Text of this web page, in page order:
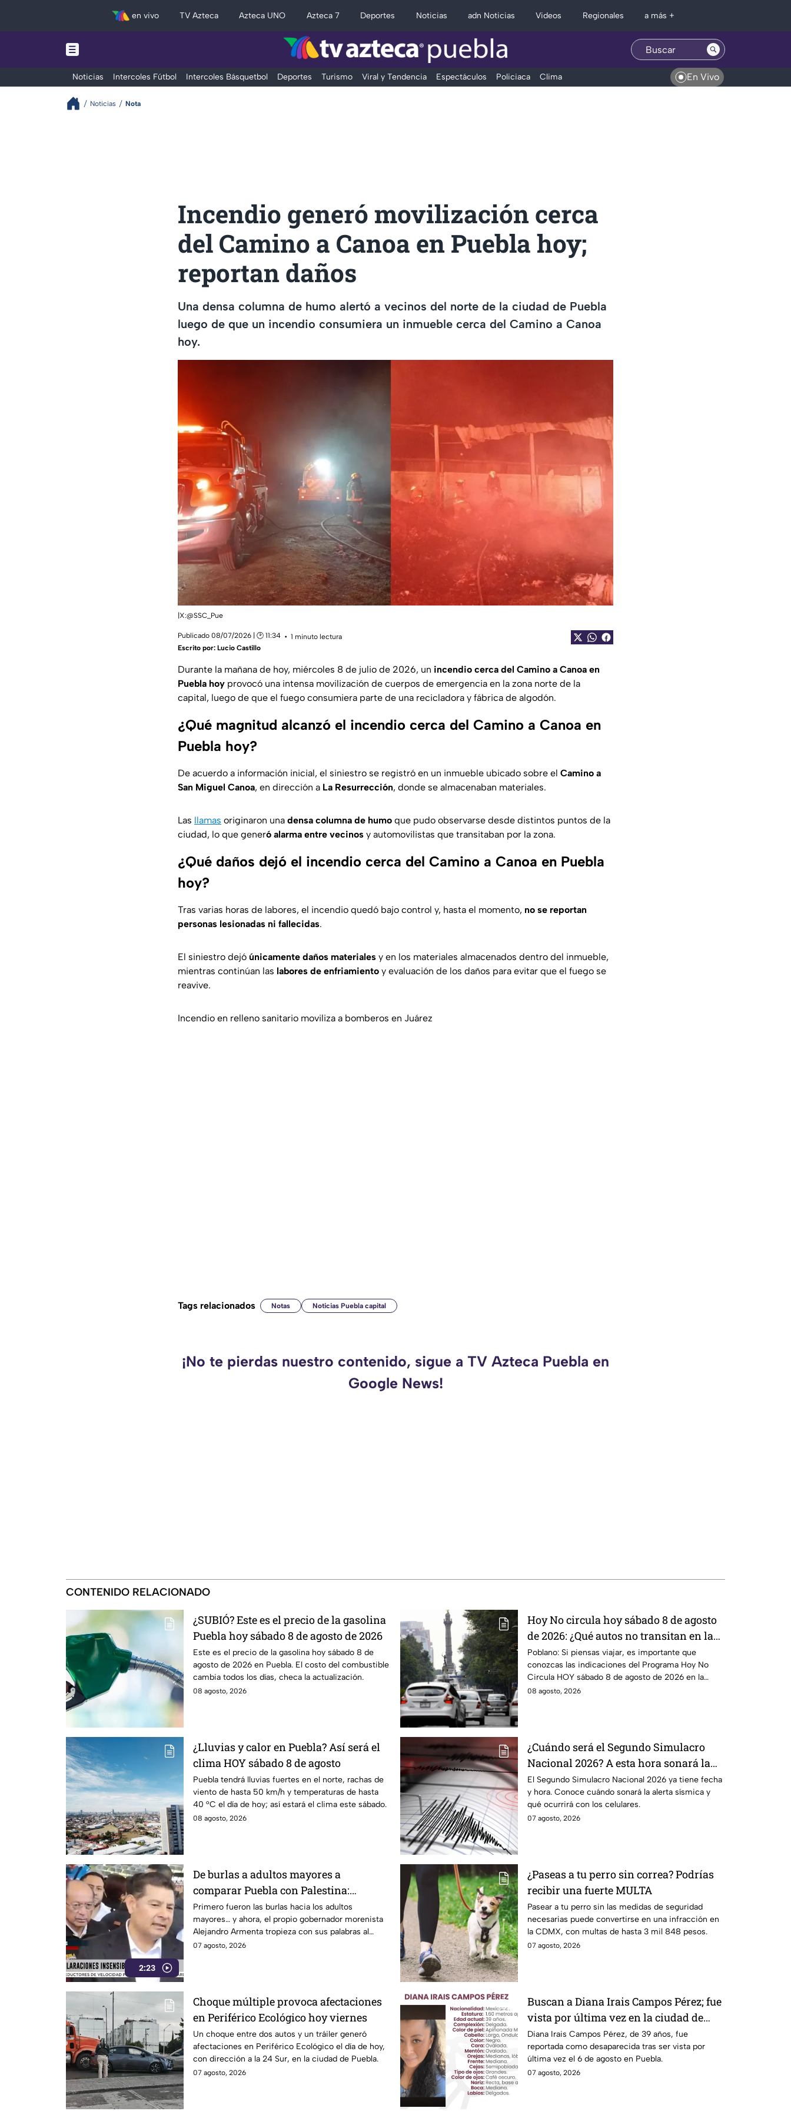
en vivo TV Azteca Azteca UNO Azteca 7 Deportes Noticias adn Noticias Videos Regionales a más +
Noticias Intercoles Fútbol Intercoles Básquetbol Deportes Turismo Viral y Tendencia Espectáculos Policiaca Clima En Vivo
Noticias Nota
Incendio generó movilización cerca
del Camino a Canoa en Puebla hoy;
reportan daños
Una densa columna de humo alertó a vecinos del norte de la ciudad de Puebla
luego de que un incendio consumiera un inmueble cerca del Camino a Canoa
hoy.
|X:@SSC_Pue
Publicado 08/07/2026 | 🕑 11:34
1 minuto lectura
Escrito por: Lucio Castillo
Durante la mañana de hoy, miércoles 8 de julio de 2026, un incendio cerca del Camino a Canoa en
Puebla hoy provocó una intensa movilización de cuerpos de emergencia en la zona norte de la
capital, luego de que el fuego consumiera parte de una recicladora y fábrica de algodón.
¿Qué magnitud alcanzó el incendio cerca del Camino a Canoa en
Puebla hoy?
De acuerdo a información inicial, el siniestro se registró en un inmueble ubicado sobre el Camino a
San Miguel Canoa, en dirección a La Resurrección, donde se almacenaban materiales.
Las llamas originaron una densa columna de humo que pudo observarse desde distintos puntos de la
ciudad, lo que generó alarma entre vecinos y automovilistas que transitaban por la zona.
¿Qué daños dejó el incendio cerca del Camino a Canoa en Puebla
hoy?
Tras varias horas de labores, el incendio quedó bajo control y, hasta el momento, no se reportan
personas lesionadas ni fallecidas.
El siniestro dejó únicamente daños materiales y en los materiales almacenados dentro del inmueble,
mientras continúan las labores de enfriamiento y evaluación de los daños para evitar que el fuego se
reavive.
Incendio en relleno sanitario moviliza a bomberos en Juárez
Tags relacionados Notas Noticias Puebla capital
¡No te pierdas nuestro contenido, sigue a TV Azteca Puebla en
Google News!
CONTENIDO RELACIONADO
¿SUBIÓ? Este es el precio de la gasolina
Puebla hoy sábado 8 de agosto de 2026
Este es el precio de la gasolina hoy sábado 8 de
agosto de 2026 en Puebla. El costo del combustible
cambia todos los días, checa la actualización.
08 agosto, 2026
Hoy No circula hoy sábado 8 de agosto
de 2026: ¿Qué autos no transitan en la
CDMX y EdoMex?
Poblano: Si piensas viajar, es importante que
conozcas las indicaciones del Programa Hoy No
Circula HOY sábado 8 de agosto de 2026 en la
CDMX y EdoMex.
08 agosto, 2026
¿Lluvias y calor en Puebla? Así será el
clima HOY sábado 8 de agosto
Puebla tendrá lluvias fuertes en el norte, rachas de
viento de hasta 50 km/h y temperaturas de hasta
40 °C el día de hoy; así estará el clima este sábado.
08 agosto, 2026
¿Cuándo será el Segundo Simulacro
Nacional 2026? A esta hora sonará la
alerta sísmica
El Segundo Simulacro Nacional 2026 ya tiene fecha
y hora. Conoce cuándo sonará la alerta sísmica y
qué ocurrirá con los celulares.
07 agosto, 2026
2:23
De burlas a adultos mayores a
comparar Puebla con Palestina:
Alejandro Armenta se disculpa “a
modo” por sus insensibles dichos sobre
Huixcolotla, repitiendo el guión de las
también morenistas Nayeli Salvatori y
Primero fueron las burlas hacia los adultos
mayores… y ahora, el propio gobernador morenista
Alejandro Armenta tropieza con sus palabras al
comparar el mal estado de las calles de Huixcolotla
declaración genera indignación?
07 agosto, 2026
¿Paseas a tu perro sin correa? Podrías
recibir una fuerte MULTA
Pasear a tu perro sin las medidas de seguridad
necesarias puede convertirse en una infracción en
la CDMX, con multas de hasta 3 mil 848 pesos.
07 agosto, 2026
Choque múltiple provoca afectaciones
en Periférico Ecológico hoy viernes
Un choque entre dos autos y un tráiler generó
afectaciones en Periférico Ecológico el día de hoy,
con dirección a la 24 Sur, en la ciudad de Puebla.
07 agosto, 2026
Buscan a Diana Irais Campos Pérez; fue
vista por última vez en la ciudad de
Puebla
Diana Irais Campos Pérez, de 39 años, fue
reportada como desaparecida tras ser vista por
última vez el 6 de agosto en Puebla.
07 agosto, 2026